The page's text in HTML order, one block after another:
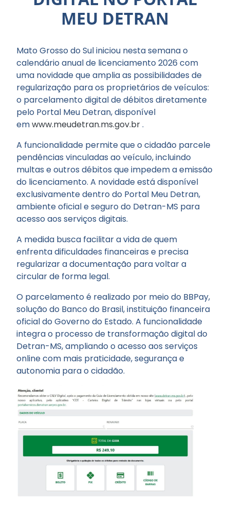
MEU DETRAN
Mato Grosso do Sul iniciou nesta semana o
calendário anual de licenciamento 2026 com
uma novidade que amplia as possibilidades de
regularização para os proprietários de veículos:
o parcelamento digital de débitos diretamente
pelo Portal Meu Detran, disponível
emwww.meudetran.ms.gov.br.
A funcionalidade permite que o cidadão parcele
pendências vinculadas ao veículo, incluindo
multas e outros débitos que impedem a emissão
do licenciamento. A novidade está disponível
exclusivamente dentro do Portal Meu Detran,
ambiente oficial e seguro do Detran-MS para
acesso aos serviços digitais.
A medida busca facilitar a vida de quem
enfrenta dificuldades financeiras e precisa
regularizar a documentação para voltar a
circular de forma legal.
O parcelamento é realizado por meio do BBPay,
solução do Banco do Brasil, instituição financeira
oficial do Governo do Estado. A funcionalidade
integra o processo de transformação digital do
Detran-MS, ampliando o acesso aos serviços
online com mais praticidade, segurança e
autonomia para o cidadão.